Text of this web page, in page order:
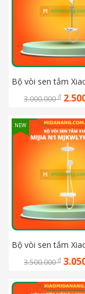
3.000.000đ
3.500.000đ
NEW